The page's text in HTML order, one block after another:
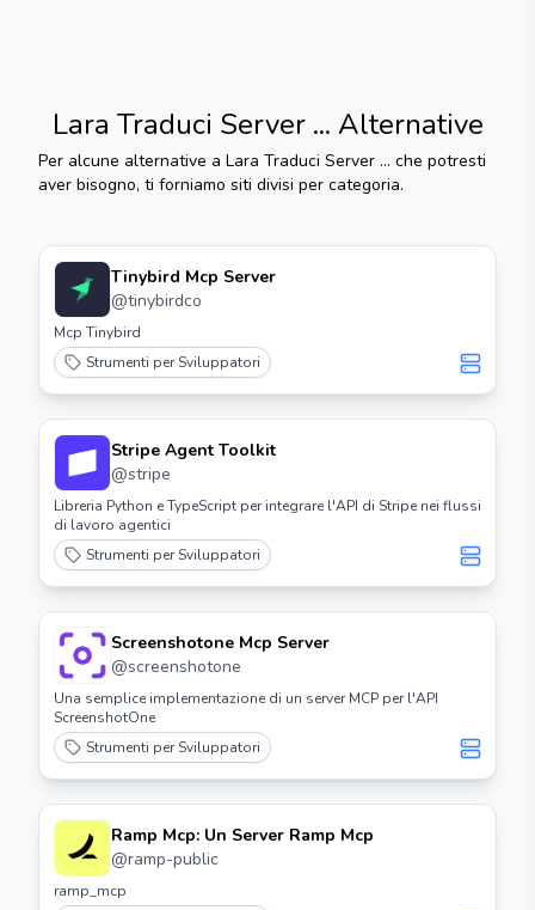
Lara Traduci Server ... Alternative
Per alcune alternative a Lara Traduci Server ... che potresti
aver bisogno, ti forniamo siti divisi per categoria.
Tinybird Mcp Server
@tinybirdco
Mcp Tinybird
Strumenti per Sviluppatori
Stripe Agent Toolkit
@stripe
Libreria Python e TypeScript per integrare l'API di Stripe nei flussi
di lavoro agentici
Strumenti per Sviluppatori
Screenshotone Mcp Server
@screenshotone
Una semplice implementazione di un server MCP per l'API
ScreenshotOne
Strumenti per Sviluppatori
Ramp Mcp: Un Server Ramp Mcp
@ramp-public
ramp_mcp